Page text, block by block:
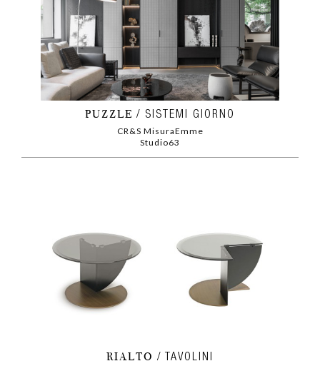
PUZZLE SISTEMI GIORNO
CR&S MisuraEmme
Studio63
RIALTO TAVOLINI